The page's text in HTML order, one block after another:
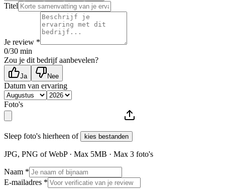
Titel
Je review *
0/30 min
Zou je dit bedrijf aanbevelen?
Ja Nee
Datum van ervaring
Foto's
Sleep foto's hierheen of kies bestanden
JPG, PNG of WebP · Max 5MB · Max 3 foto's
Naam *
E-mailadres *